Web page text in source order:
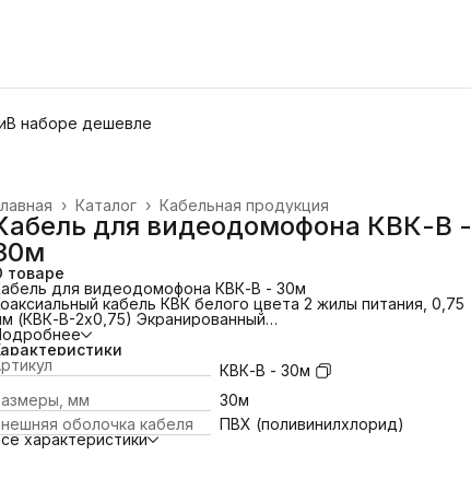
В наборе дешевле
Кабельная продукция
Каталог ›
›
для видеодомофона КВК-В -
товаре
для видеодомофона КВК-В - 30м
кабель КВК белого цвета 2 жилы питания, 0,75
(КВК-В-2х0,75) Экранированный
КВК-В-2х0,75 RG59 CU+2x0,75мм² Power Cable CCA
кабель КВК белого цвета 2 жилы питания 0,75
проводник: МЕДЬ однопроволочная,
0,45мм
жилы питания питания: ОМЕДЬ многопроволочная,
0,75мм²
оболочки кабеля PVC
КВК-В - 30м
мм
30м
оболочка кабеля
ПВХ (поливинилхлорид)
характеристики